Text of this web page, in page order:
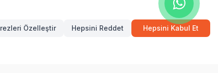
Özelleştir Hepsini Reddet Hepsini Kabul Et